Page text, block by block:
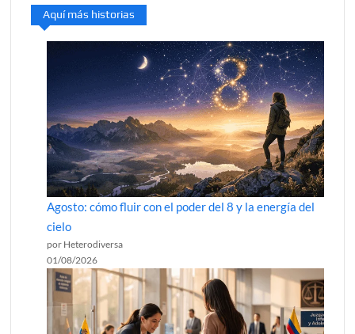
Aquí más historias
Agosto: cómo fluir con el poder del 8 y la energía del
cielo
por Heterodiversa
01/08/2026